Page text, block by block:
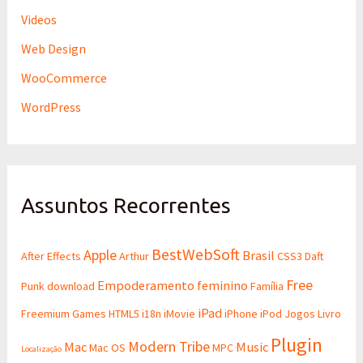
Videos
Web Design
WooCommerce
WordPress
Assuntos Recorrentes
After Effects AppleArthur BestWebSoft Brasil CSS3 Daft
Punkdownload Empoderamento feminino Família Free
Freemium Games HTML5 i18n iMovie iPad iPhone iPod Jogos Livro
Localização MacMac OS Modern TribeMPC Music Plugin